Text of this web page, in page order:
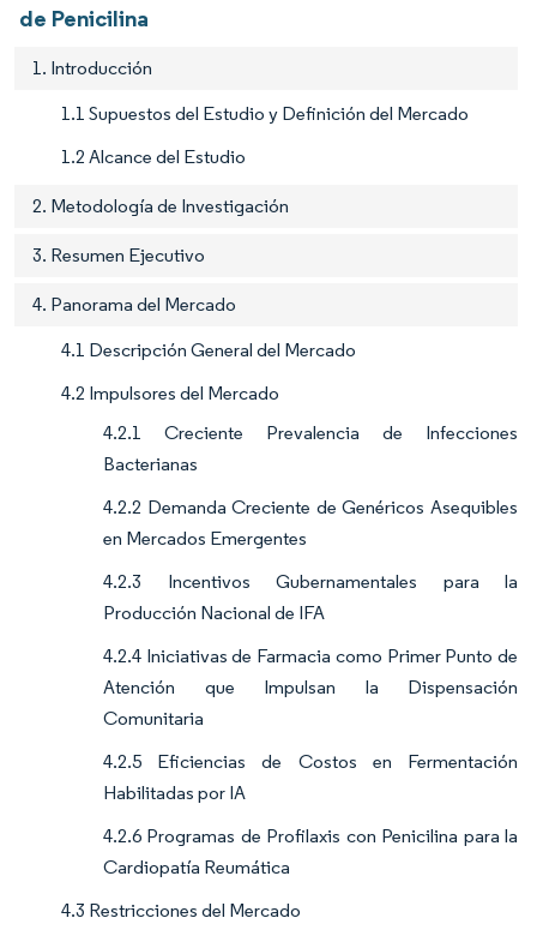
de Penicilina
1. Introducción
1.1 Supuestos del Estudio y Definición del Mercado
1.2 Alcance del Estudio
2. Metodología de Investigación
3. Resumen Ejecutivo
4. Panorama del Mercado
4.1 Descripción General del Mercado
4.2 Impulsores del Mercado
4.2.1 Creciente Prevalencia de Infecciones
Bacterianas
4.2.2 Demanda Creciente de Genéricos Asequibles
en Mercados Emergentes
4.2.3 Incentivos Gubernamentales para la
Producción Nacional de IFA
4.2.4 Iniciativas de Farmacia como Primer Punto de
Atención que Impulsan la Dispensación
Comunitaria
4.2.5 Eficiencias de Costos en Fermentación
Habilitadas por IA
4.2.6 Programas de Profilaxis con Penicilina para la
Cardiopatía Reumática
4.3 Restricciones del Mercado